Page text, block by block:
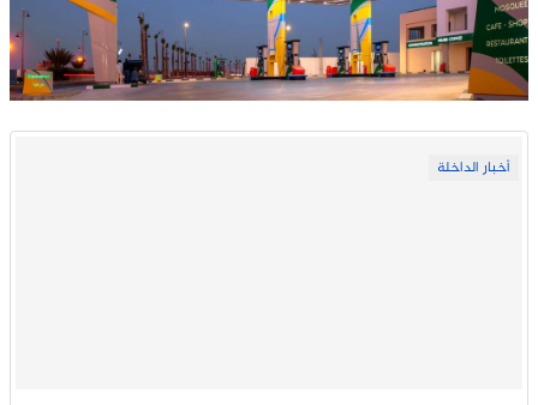
أخبار الداخلة